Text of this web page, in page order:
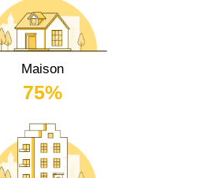
Maison
75%